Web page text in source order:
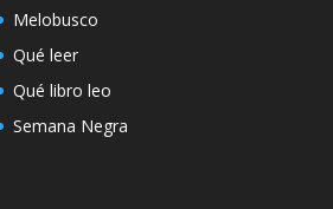
Melobusco
Qué leer
Qué libro leo
Semana Negra